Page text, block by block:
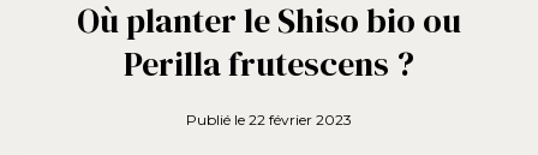
Où planter le Shiso bio ou
Perilla frutescens ?
Publié le 22 février 2023